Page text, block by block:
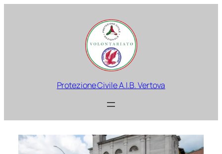
Protezione Civile A.I.B. Vertova